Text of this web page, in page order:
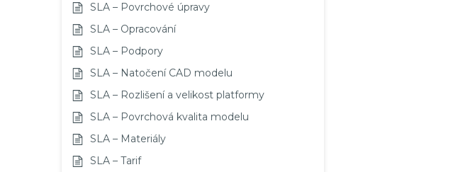
SLA – Povrchové úpravy
SLA – Opracování
SLA – Podpory
SLA – Natočení CAD modelu
SLA – Rozlišení a velikost platformy
SLA – Povrchová kvalita modelu
SLA – Materiály
SLA – Tarif